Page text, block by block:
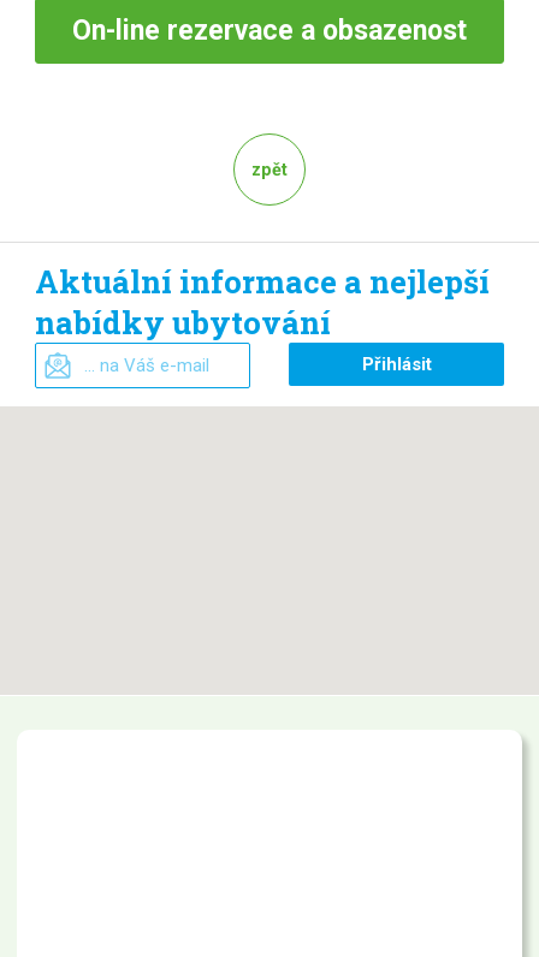
On-line rezervace a obsazenost
zpět
Aktuální informace a nejlepší
nabídky ubytování